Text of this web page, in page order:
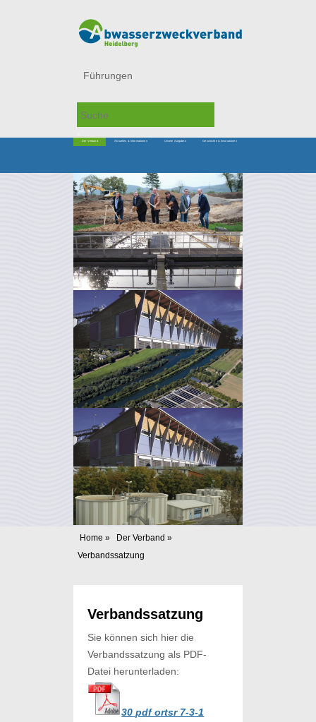
Führungen
Der Verband Aktuelles & Informationen Unsere Aufgaben Geschichte & Innovationen
Home » Der Verband »
Verbandssatzung
Verbandssatzung
Sie können sich hier die
Verbandssatzung als PDF-
Datei herunterladen:
30 pdf ortsr 7-3-1